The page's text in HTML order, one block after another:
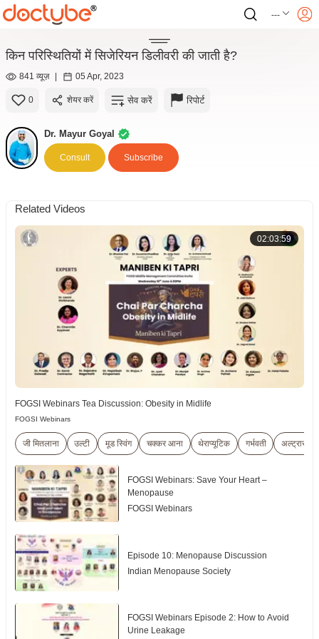
---
किन परिस्थितियों में सिजेरियन डिलीवरी की जाती है?
841 व्यूज़ | 05 Apr, 2023
0 शेयर करें सेव करें रिपोर्ट
Dr. Mayur Goyal
Consult Subscribe
Related Videos
02:03:59
FOGSI Webinars Tea Discussion: Obesity in Midlife
FOGSI Webinars
जी मितलाना उल्टी मूड स्विंग चक्कर आना थेराप्यूटिक गर्भवती
FOGSI Webinars: Save Your Heart –
Menopause
FOGSI Webinars
Episode 10: Menopause Discussion
Indian Menopause Society
FOGSI Webinars Episode 2: How to Avoid
Urine Leakage